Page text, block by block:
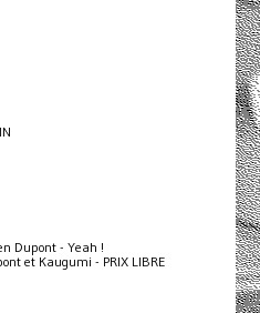
Dupont - Yeah !
et Kaugumi - PRIX LIBRE